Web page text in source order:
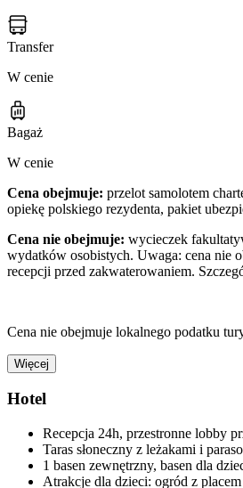
Transfer
W cenie
Bagaż
W cenie
Cena obejmuje: przelot samolotem
opiekę polskiego rezydenta, pakiet
Cena nie obejmuje: wycieczek
wydatków osobistych. Uwaga: cena nie
recepcji przed zakwaterowaniem.
Cena nie obejmuje lokalnego podatku
Więcej
Hotel
Recepcja 24h, przestronne lobby
Taras słoneczny z leżakami i
1 basen zewnętrzny, basen dla
Atrakcje dla dzieci: ogród z